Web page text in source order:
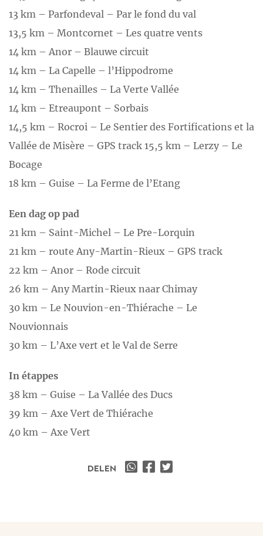
13 km – Parfondeval – Par le fond du val
13,5 km – Montcornet – Les quatre vents
14 km – Anor – Blauwe circuit
14 km – La Capelle – l’Hippodrome
14 km – Thenailles – La Verte Vallée
14 km – Etreaupont – Sorbais
14,5 km – Rocroi – Le Sentier des Fortifications et la
Vallée de Misère – GPS track 15,5 km – Lerzy – Le
Bocage
18 km – Guise – La Ferme de l’Etang
Een dag op pad
21 km – Saint-Michel – Le Pre-Lorquin
21 km – route Any-Martin-Rieux – GPS track
22 km – Anor – Rode circuit
26 km – Any Martin-Rieux naar Chimay
30 km – Le Nouvion-en-Thiérache – Le
Nouvionnais
30 km – L’Axe vert et le Val de Serre
In étappes
38 km – Guise – La Vallée des Ducs
39 km – Axe Vert de Thiérache
40 km – Axe Vert
DELEN